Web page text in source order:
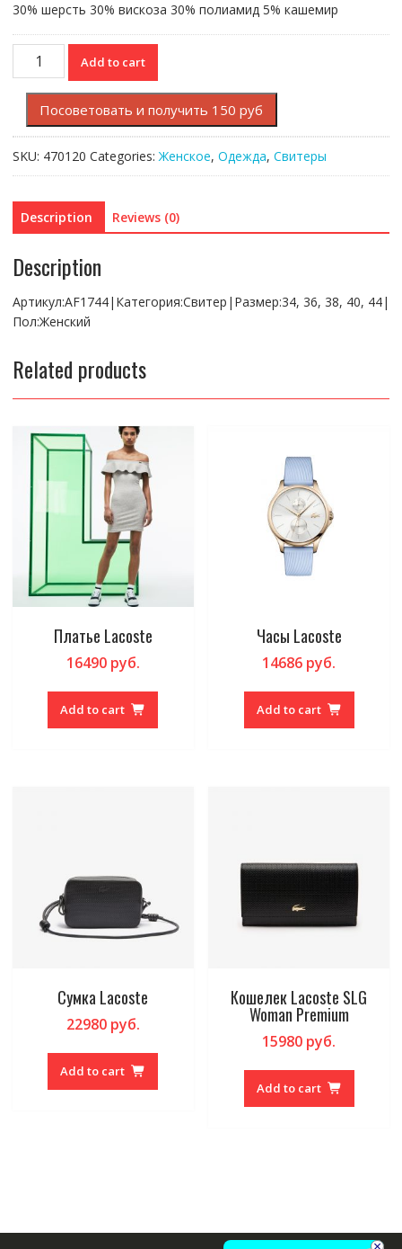
30% шерсть 30% вискоза 30% полиамид 5% кашемир
Свитер
Lacoste
quantity
Add to cart
Посоветовать и получить 150 руб
SKU: 470120 Categories:Женское, Одежда, Свитеры
Description Reviews (0)
Description
Артикул:AF1744|Категория:Свитер|Размер:34, 36, 38, 40, 44|
Пол:Женский
Related products
Платье Lacoste
16490руб.
Add to cart
Часы Lacoste
14686 руб.
Add to cart
Сумка Lacoste
22980руб.
Add to cart
Кошелек Lacoste SLG
Woman Premium
15980 руб.
Add to cart